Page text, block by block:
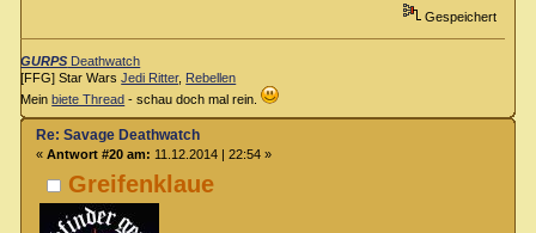
Gespeichert
GURPS Deathwatch
[FFG] Star WarsJedi Ritter, Rebellen
Meinbiete Thread - schau doch mal rein.
Greifenklaue
Re: Savage Deathwatch
« Antwort #20 am: 11.12.2014 | 22:54 »